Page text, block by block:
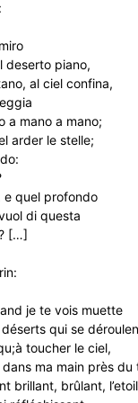
deserto piano,
al ciel confina,
a mano a mano;
arder le stelle;
e quel profondo
di questa
[…]
je te vois muette
qui se
toucher le ciel,
ma main près du
brillant, brûlant,